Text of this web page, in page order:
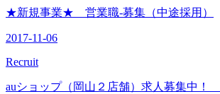
★新規事業★ 営業職-募集（中途採用）
2017-11-06
Recruit
auショップ（岡山２店舗）求人募集中！